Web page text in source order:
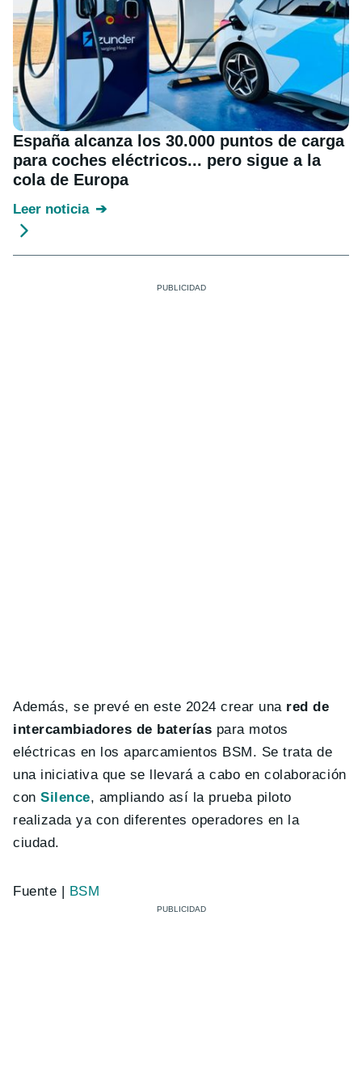
España alcanza los 30.000 puntos de carga
para coches eléctricos... pero sigue a la
cola de Europa
Leer noticia
Además, se prevé en este 2024 crear una red de
intercambiadores de baterías para motos
eléctricas en los aparcamientos BSM. Se trata de
una iniciativa que se llevará a cabo en colaboración
conSilence, ampliando así la prueba piloto
realizada ya con diferentes operadores en la
ciudad.
Fuente | BSM